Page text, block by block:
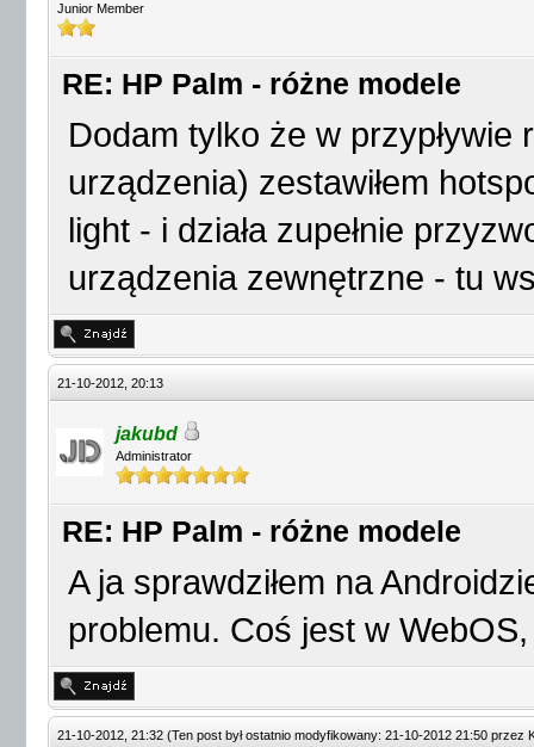
Junior Member
RE: HP Palm - różne modele
Dodam tylko że w
urządzenia) zestawiłem
light - i działa zupełnie
urządzenia zewnętrzne - tu
21-10-2012, 20:13
jakubd
Administrator
RE: HP Palm - różne modele
A ja sprawdziłem na
problemu. Coś jest w
21-10-2012, 21:32 (Ten post był ostatnio modyfikowany: 21-10-2012 21:50 przez